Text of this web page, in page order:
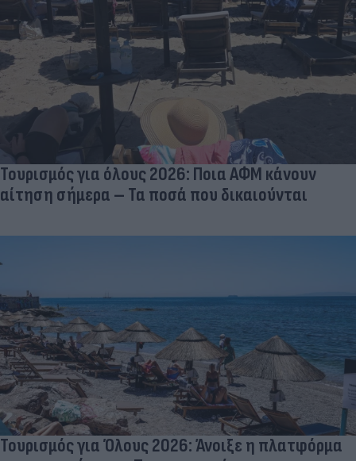
Τουρισμός για όλους 2026: Ποια ΑΦΜ κάνουν
αίτηση σήμερα – Τα ποσά που δικαιούνται
Τουρισμός για Όλους 2026: Άνοιξε η πλατφόρμα